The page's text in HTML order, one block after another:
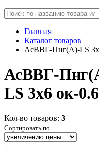
Главная
Каталог товаров
АсВВГ-Пнг(А)-LS
АсВВГ-
LS 3х6 ок-
Кол-во товаров: 3
Сортировать по